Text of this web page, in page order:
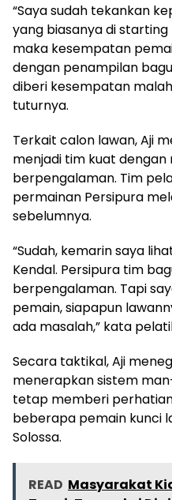
“Saya sudah tekankan
yang biasanya di
maka kesempatan
dengan penampilan
diberi kesempatan
tuturnya.
Terkait calon lawan, Aji
menjadi tim kuat
berpengalaman. Tim
permainan Persipura
sebelumnya.
“Sudah, kemarin saya
Kendal. Persipura tim
berpengalaman. Tapi
pemain, siapapun
ada masalah,” kata
Secara taktikal, Aji
menerapkan sistem
tetap memberi
beberapa pemain kunci
Solossa.
READ Masyarakat